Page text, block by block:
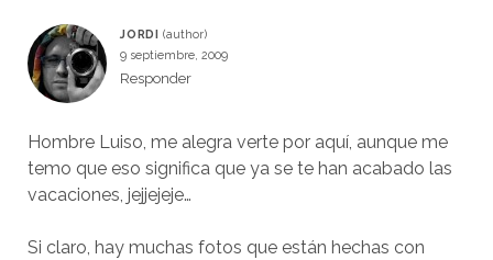
JORDI
9 septiembre, 2009
Responder
Hombre Luiso, me alegra verte por aquí, aunque me
temo que eso significa que ya se te han acabado las
vacaciones, jejjejeje…
Si claro, hay muchas fotos que están hechas con